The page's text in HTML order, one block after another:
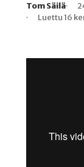
Kirjoittaja
Tom Säilä
Julkaistu
Lukuaika
Lukukertoja
Luettu 16